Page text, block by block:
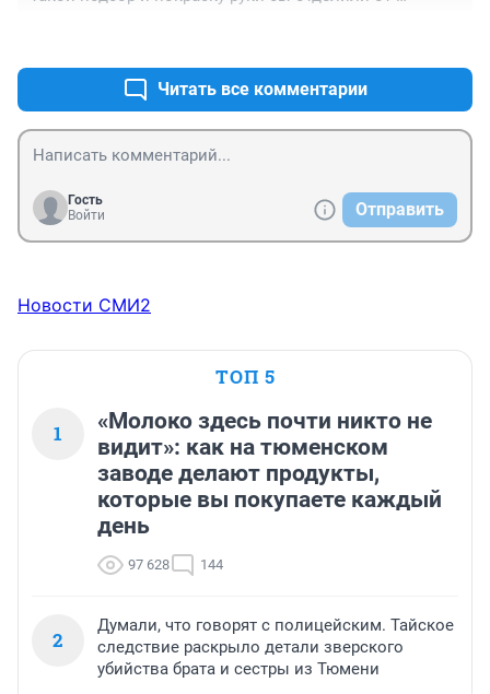
Читать все комментарии
Гость
Войти
Отправить
Новости СМИ2
ТОП 5
1
«Молоко здесь почти никто не
видит»: как на тюменском
заводе делают продукты,
которые вы покупаете каждый
день
97 628 144
2
Думали, что говорят с полицейским. Тайское
следствие раскрыло детали зверского
убийства брата и сестры из Тюмени